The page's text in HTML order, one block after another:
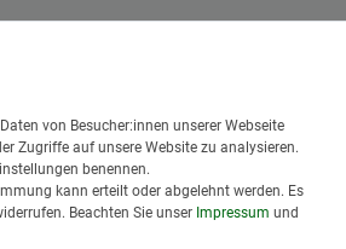
von Besucher:innen unserer Webseite
Zugriffe auf unsere Website zu analysieren.
benennen.
kann erteilt oder abgelehnt werden. Es
Beachten Sie unser Impressum und